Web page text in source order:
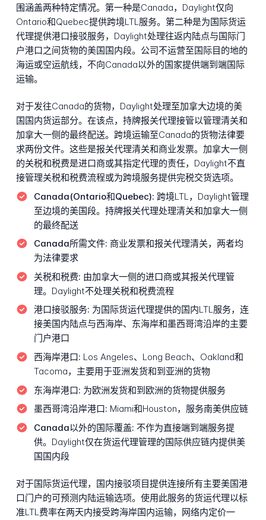
围涵盖两种特定情况。第一种是Canada，Daylight仅向
Ontario和Quebec提供跨境LTL服务。第二种是为国际货运
代理提供港口接驳服务，Daylight处理往返内陆点与国际门
户港口之间货物的美国国内段。公司不运营至国际目的地的
海运或空运航线，不向Canada以外的国家提供端到端国际
运输。
对于发往Canada的货物，Daylight处理至加拿大边境的美
国国内货运部分。在该点，持牌报关代理接管以管理清关和
加拿大一侧的最终配送。跨境运输至Canada的货物法律要
求两份文件。这些是报关代理清关和商业发票。加拿大一侧
的关税和税费是进口商或其指定代理的责任，Daylight不直
接管理关税和税费流程或为跨境服务提供完税交货选项。
Canada(Ontario和Quebec): 跨境LTL，Daylight管理
至边境的美国段。持牌报关代理处理清关和加拿大一侧
的最终配送
Canada所需文件: 商业发票和报关代理清关，两者均
为法律要求
关税和税费: 由加拿大一侧的进口商或其报关代理管
理。Daylight不处理关税和税费流程
港口接驳服务: 为国际货运代理提供的国内LTL服务，连
接美国内陆点与西海岸、东海岸和墨西哥湾沿岸的主要
门户港口
西海岸港口: Los Angeles、Long Beach、Oakland和
Tacoma，主要用于亚洲发货和到亚洲的货物
东海岸港口: 为欧洲发货和到欧洲的货物提供服务
墨西哥湾沿岸港口: Miami和Houston，服务南美供应链
Canada以外的国际覆盖: 不作为直接端到端服务提
供。Daylight仅在货运代理管理的国际供应链内提供美
国国内段
对于国际货运代理，国内接驳项目提供连接所有主要美国港
口门户的可预测内陆运输选项。使用此服务的货运代理以标
准LTL费率在两天内接受跨海岸国内运输，网络内定价一